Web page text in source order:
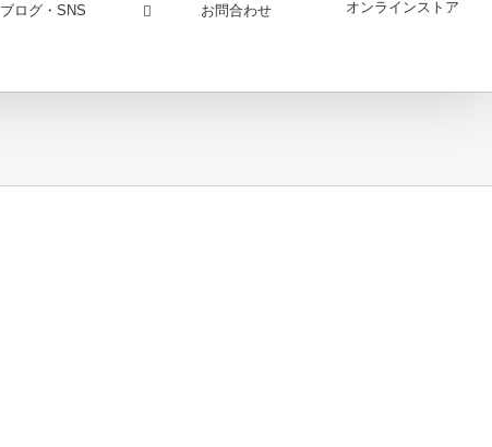
ブログ・SNS お問合わせ オンラインストア